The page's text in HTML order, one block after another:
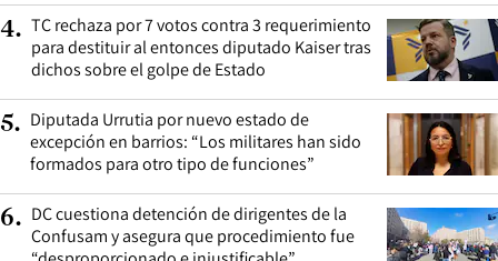
4. TC rechaza por 7 votos contra 3 requerimiento
para destituir al entonces diputado Kaiser tras
dichos sobre el golpe de Estado
5. Diputada Urrutia por nuevo estado de
excepción en barrios: “Los militares han sido
formados para otro tipo de funciones”
6. DC cuestiona detención de dirigentes de la
Confusam y asegura que procedimiento fue